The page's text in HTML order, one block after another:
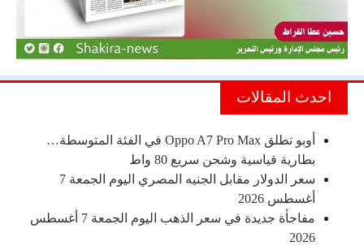
احدث المقالات
أوبو تطلق Oppo A7 Pro Max في الفئة المتوسطة…
بطارية قياسية وشحن سريع 80 واط
سعر الدولار مقابل الجنيه المصري اليوم الجمعة 7
أغسطس 2026
مفاجأة جديدة في سعر الذهب اليوم الجمعة 7 أغسطس
2026